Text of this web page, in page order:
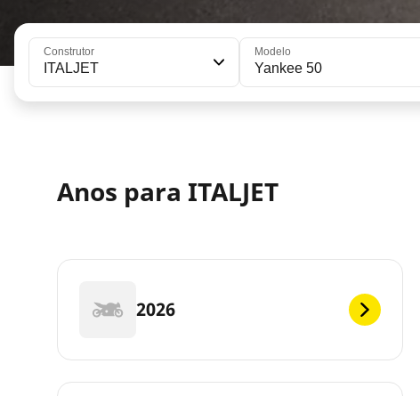
Construtor
ITALJET
Modelo
Yankee 50
Anos para ITALJET
2026